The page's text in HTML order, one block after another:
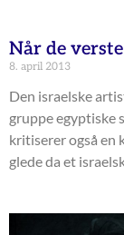
Når de
8. april 2013
Den israelske
gruppe egyptiske
kritiserer også en
glede da et